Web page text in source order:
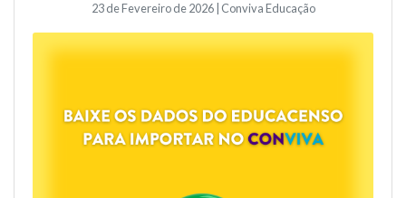
23 de Fevereiro de 2026 | Conviva Educação